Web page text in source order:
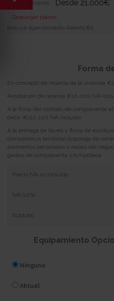
Equipamiento: Desde 21.000€
Descargar planos
Incluye Aparcamiento Abierto 80
Forma
En concepto de reserva de la vivienda
Ampliación de reserva €10.000 IVA
A la firma del contrato de compraventa
decir, €110.220 IVA incluido
A la entrega de llaves y firma de
competencia territorial disponga de
elementos personales o reales del
gastos de compraventa y/o hipoteca
Precio IVA no incluido
IVA (10%)
Subtotal
Equipamiento
Ninguno
Aktual